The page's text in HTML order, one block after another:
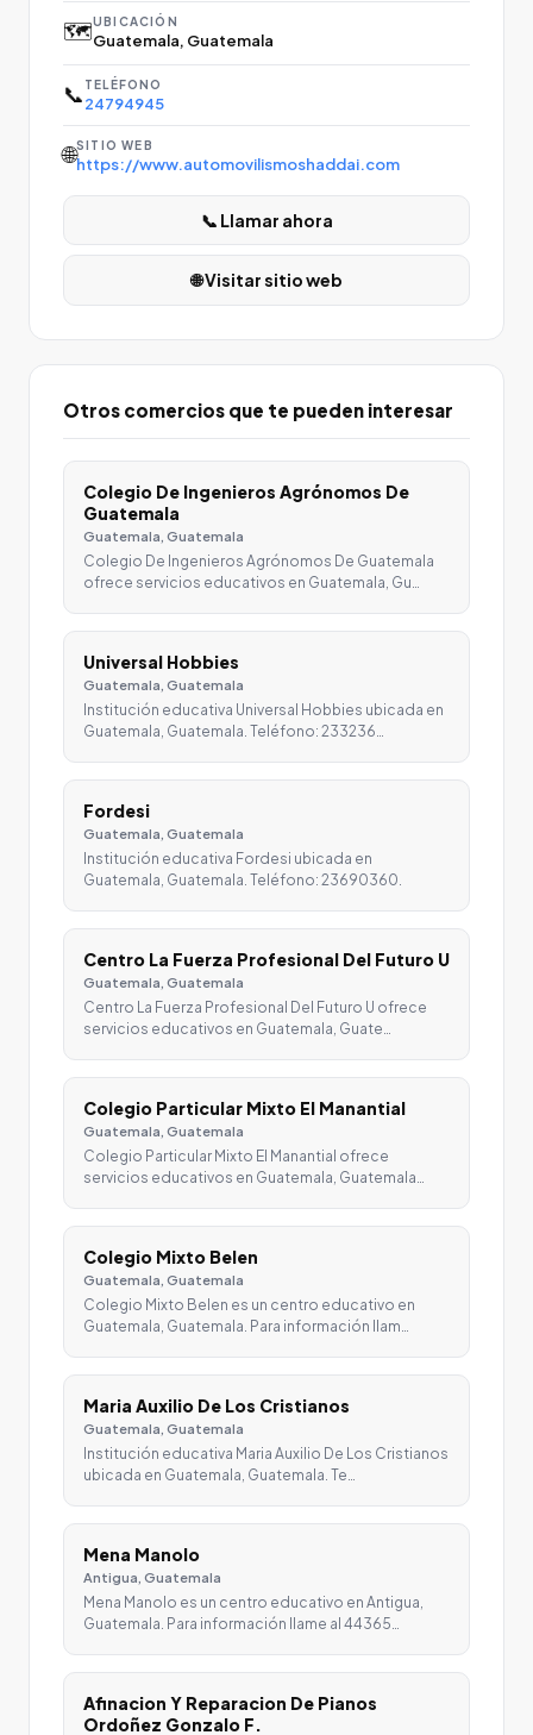
🗺️UBICACIÓN
Guatemala, Guatemala
📞 TELÉFONO
24794945
🌐SITIO WEB
https://www.automovilismoshaddai.com
📞 Llamar ahora
🌐 Visitar sitio web
Otros comercios que te pueden interesar
Colegio De Ingenieros Agrónomos De
Guatemala
Guatemala, Guatemala
Colegio De Ingenieros Agrónomos De Guatemala
ofrece servicios educativos en Guatemala, Gu…
Universal Hobbies
Guatemala, Guatemala
Institución educativa Universal Hobbies ubicada en
Guatemala, Guatemala. Teléfono: 233236…
Fordesi
Guatemala, Guatemala
Institución educativa Fordesi ubicada en
Guatemala, Guatemala. Teléfono: 23690360.
Centro La Fuerza Profesional Del Futuro U
Guatemala, Guatemala
Centro La Fuerza Profesional Del Futuro U ofrece
servicios educativos en Guatemala, Guate…
Colegio Particular Mixto El Manantial
Guatemala, Guatemala
Colegio Particular Mixto El Manantial ofrece
servicios educativos en Guatemala, Guatemala…
Colegio Mixto Belen
Guatemala, Guatemala
Colegio Mixto Belen es un centro educativo en
Guatemala, Guatemala. Para información llam…
Maria Auxilio De Los Cristianos
Guatemala, Guatemala
Institución educativa Maria Auxilio De Los Cristianos
ubicada en Guatemala, Guatemala. Te…
Mena Manolo
Antigua, Guatemala
Mena Manolo es un centro educativo en Antigua,
Guatemala. Para información llame al 44365…
Afinacion Y Reparacion De Pianos
Ordoñez Gonzalo F.